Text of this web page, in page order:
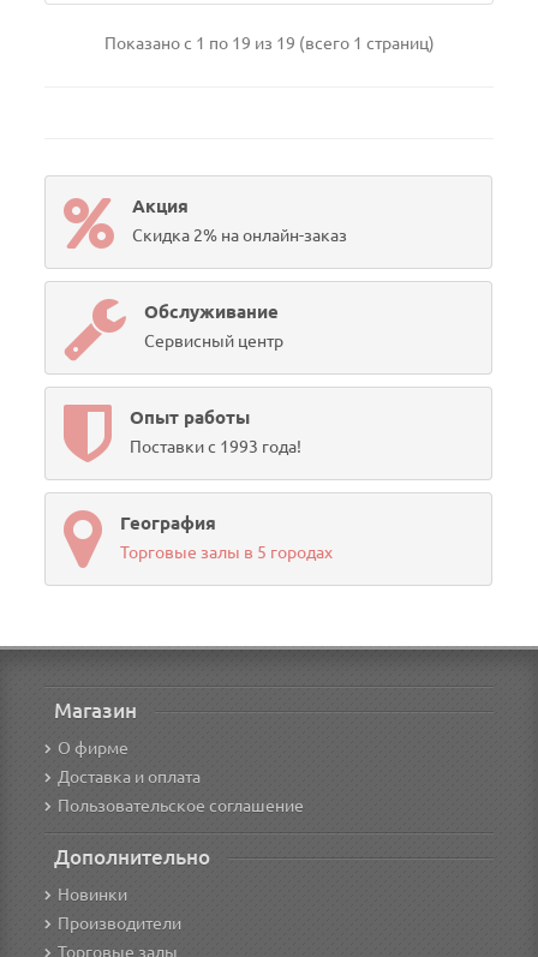
Показано с 1 по 19 из 19 (всего 1 страниц)
Акция
Скидка 2% на онлайн-заказ
Обслуживание
Сервисный центр
Опыт работы
Поставки с 1993 года!
География
Торговые залы в 5 городах
Магазин
О фирме
Доставка и оплата
Пользовательское соглашение
Дополнительно
Новинки
Производители
Торговые залы